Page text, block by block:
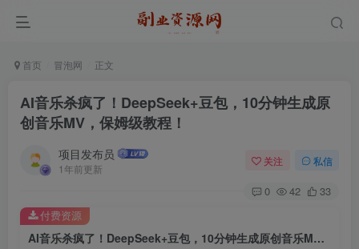
首页 冒泡网 正文
AI音乐杀疯了！DeepSeek+豆包，10分钟生成原
创音乐MV，保姆级教程！
项目发布员
1年前更新
关注 私信
0 42 33
AI音乐杀疯了！DeepSeek+豆包，10分钟生成原创音乐MV，保姆级教程！
付费资源